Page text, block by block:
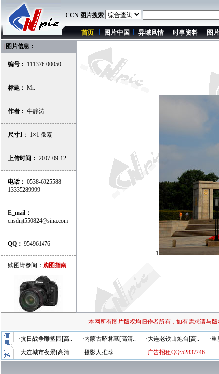
CCN 图片搜索
首页 图片中国 异域风情 时事资料 图
图片信息：
编号： 111376-00050
标题： Mr.
作者： 牛静涛
尺寸1 ： 1×1 像素
上传时间： 2007-09-12
电话： 0538-6925588
13335289999
E_mail：
cnsdnjt550824@sina.com
QQ： 954961476
购图请参阅： 购图指南
1
本网所有图片版权均归作者所有，如有需求请与
·抗日战争雕塑园[高.. ·内蒙古昭君墓[高清.. ·大连老铁山炮台[高..
·
·大连城市夜景[高清..
·摄影人推荐 ·广告招租QQ:52837246